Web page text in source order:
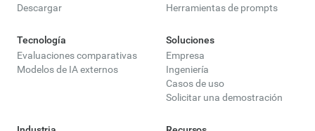
Descargar
Herramientas de prompts
Tecnología
Evaluaciones comparativas
Modelos de IA externos
Soluciones
Empresa
Ingeniería
Casos de uso
Solicitar una demostración